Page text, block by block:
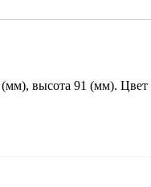
высота 91 (мм).